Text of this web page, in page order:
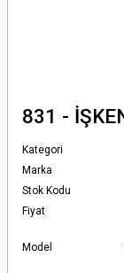
831 -
Kategori
Marka
Stok Kodu
Fiyat
Model